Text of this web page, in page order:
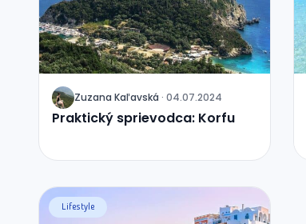
J Zuzana Kaľavská · 04.07.2024
Praktický sprievodca: Korfu
Lifestyle